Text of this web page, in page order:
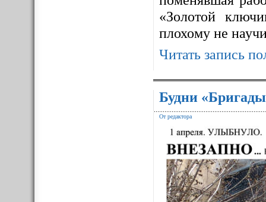
«Золотой
плохому не
Читать запись
Будни
От редактора